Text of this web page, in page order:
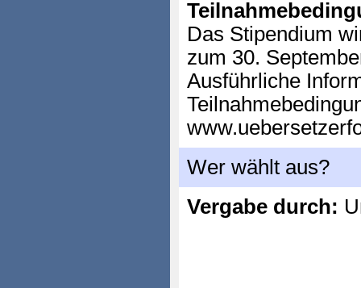
Das Stipendium
zum 30.
Ausführliche
Wer wählt aus?
Vergabe durch: